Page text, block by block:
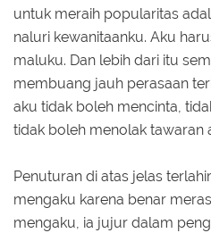
untuk meraih popularitas
naluri kewanitaanku. Aku
maluku. Dan lebih dari itu
membuang jauh perasaan
aku tidak boleh mencinta,
tidak boleh menolak tawaran
Penuturan di atas jelas
mengaku karena benar
mengaku, ia jujur dalam